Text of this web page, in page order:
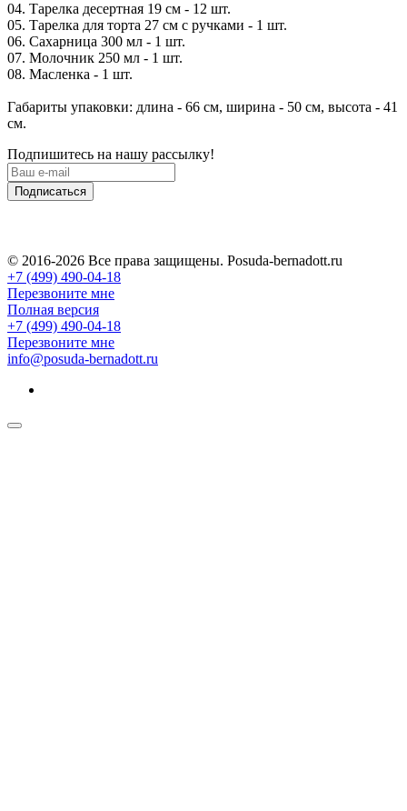
04. Тарелка десертная 19 см - 12 шт.
05. Тарелка для торта 27 см с ручками - 1 шт.
06. Сахарница 300 мл - 1 шт.
07. Молочник 250 мл - 1 шт.
08. Масленка - 1 шт.
Габариты упаковки: длина - 66 см, ширина - 50 см, высота - 41
см.
Подпишитесь на нашу рассылку!
Подписаться
© 2016-2026 Все права защищены. Posuda-bernadott.ru
+7 (499) 490-04-18
Перезвоните мне
Полная версия
+7 (499) 490-04-18
Перезвоните мне
info@posuda-bernadott.ru